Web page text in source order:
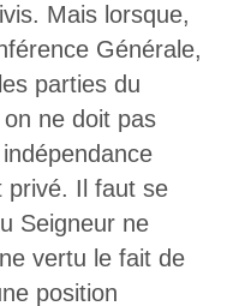
Mais lorsque,
Générale,
parties du
ne doit pas
privé. Il faut se
Seigneur ne
vertu le fait de
position